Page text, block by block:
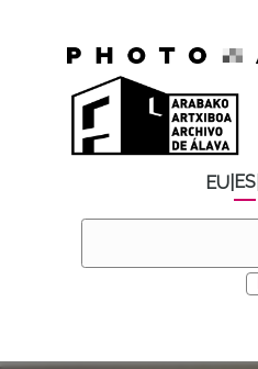
EU ES